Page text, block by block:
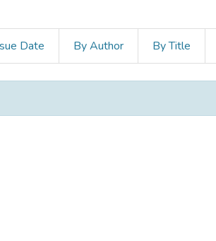
Date By Author By Title